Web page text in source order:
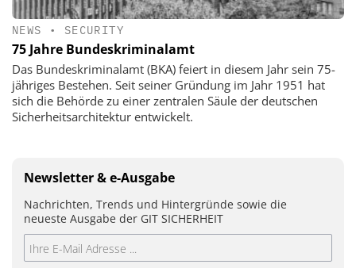
NEWS • SECURITY
75 Jahre Bundeskriminalamt
Das Bundeskriminalamt (BKA) feiert in diesem Jahr sein 75-
jähriges Bestehen. Seit seiner Gründung im Jahr 1951 hat
sich die Behörde zu einer zentralen Säule der deutschen
Sicherheitsarchitektur entwickelt.
Newsletter & e-Ausgabe
Nachrichten, Trends und Hintergründe sowie die
neueste Ausgabe der GIT SICHERHEIT